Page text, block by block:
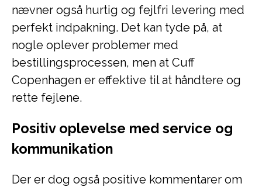
nævner også hurtig og fejlfri levering med
perfekt indpakning. Det kan tyde på, at
nogle oplever problemer med
bestillingsprocessen, men at Cuff
Copenhagen er effektive til at håndtere og
rette fejlene.
Positiv oplevelse med service og
kommunikation
Der er dog også positive kommentarer om